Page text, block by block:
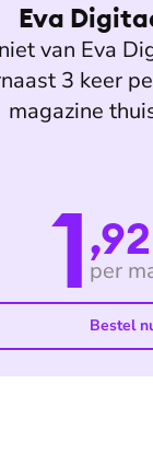
Eva
van Eva
3 keer
magazine
1,92
per
Bestel